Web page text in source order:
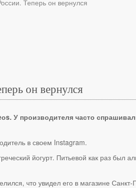
Теперь он вернулся
он вернулся
У производителя часто
в своем Instagram.
йогурт. Питьевой как раз был
что увидел его в магазине Санкт-